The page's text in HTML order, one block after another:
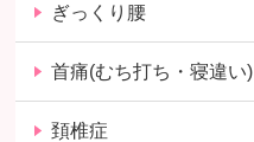
ぎっくり腰
首痛(むち打ち・寝違い)
頚椎症